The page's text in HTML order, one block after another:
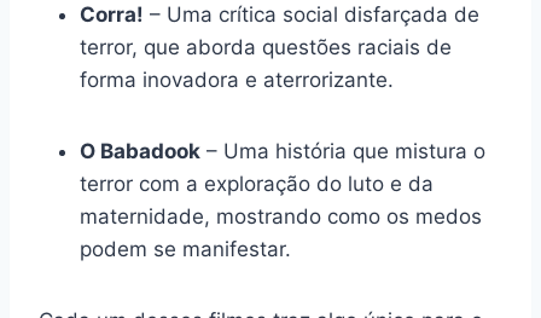
Corra! – Uma crítica social disfarçada de
terror, que aborda questões raciais de
forma inovadora e aterrorizante.
O Babadook – Uma história que mistura o
terror com a exploração do luto e da
maternidade, mostrando como os medos
podem se manifestar.